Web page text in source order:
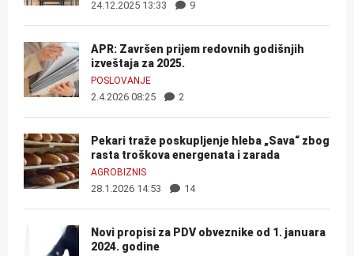
24.12.2025 13:33 9
APR: Završen prijem redovnih godišnjih
izveštaja za 2025.
POSLOVANJE
2.4.2026 08:25 2
Pekari traže poskupljenje hleba „Sava“ zbog
rasta troškova energenata i zarada
AGROBIZNIS
28.1.2026 14:53 14
Novi propisi za PDV obveznike od 1. januara
2024. godine